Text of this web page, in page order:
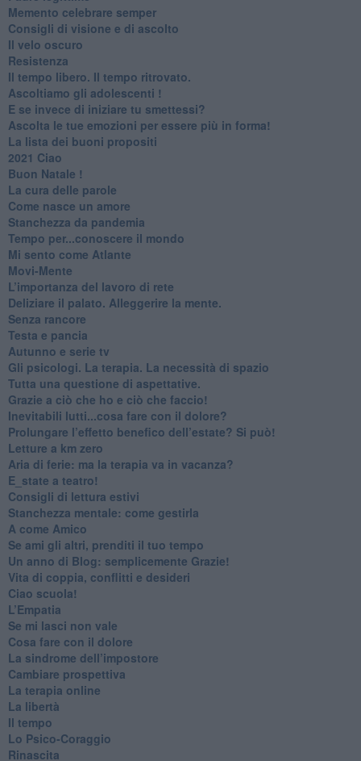
​Memento celebrare semper
​Consigli di visione e di ascolto
​Il velo oscuro
Resistenza
​Il tempo libero. Il tempo ritrovato.
Ascoltiamo gli adolescenti !
​E se invece di iniziare tu smettessi?
​Ascolta le tue emozioni per essere più in forma!
​La lista dei buoni propositi
2021 Ciao
Buon Natale !
​La cura delle parole
​Come nasce un amore
Stanchezza da pandemia
​Tempo per...conoscere il mondo
​Mi sento come Atlante
​Movi-Mente
​L’importanza del lavoro di rete
​Deliziare il palato. Alleggerire la mente.
​Senza rancore
​Testa e pancia
​Autunno e serie tv
​Gli psicologi. La terapia. La necessità di spazio
​Tutta una questione di aspettative.
​Grazie a ciò che ho e ciò che faccio!
​Inevitabili lutti...cosa fare con il dolore?
Prolungare l’effetto benefico dell’estate? Si può!
​Letture a km zero
​Aria di ferie: ma la terapia va in vacanza?
​E_state a teatro!
​Consigli di lettura estivi
​Stanchezza mentale: come gestirla
​A come Amico
​Se ami gli altri, prenditi il tuo tempo
​Un anno di Blog: semplicemente Grazie!
​Vita di coppia, conflitti e desideri
​Ciao scuola!
​L’Empatia
​Se mi lasci non vale
Cosa fare con il dolore
​La sindrome dell’impostore
​Cambiare prospettiva
La terapia online
La libertà
​Il tempo
​Lo Psico-Coraggio
Rinascita